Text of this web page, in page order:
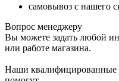
самовывоз с нашего
Вопрос менеджеру
Вы можете задать любой
или работе магазина.
Наши квалифицированные